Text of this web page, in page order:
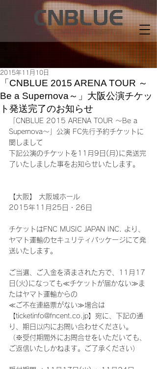
「CNBLUE 2015 ARENA TOUR ～
Be a Supernova～」大阪公演チケッ
ト発送完了のお知らせ
2015年11月10日
「CNBLUE 2015 ARENA TOUR ～Be a
Supernova～」公演 FC先行予約チケットに
関しまして
下記公演のチケットを11月9日(月)に発送完
了いたしました事をお知らせいたします。
【大阪】 大阪城ホール
2015年11月25日・26日
チケットはFNC MUSIC JAPAN INC. より、
ヤマト運輸のセキュリティパッケージにて発
送いたします。
ご当選、ご入金を済まされた方で、11月17
日(火)になっても≪チケットが届かない≫ま
たはヤマト運輸からの
≪ご不在連絡票がない≫場合は
【ticketinfo@fncent.co.jp】宛に、下記の通
り、期日以内にお問い合わせください。
（※受付期間外にお問合せをいただいても、
ご返信いたしかねます。ご了承ください）